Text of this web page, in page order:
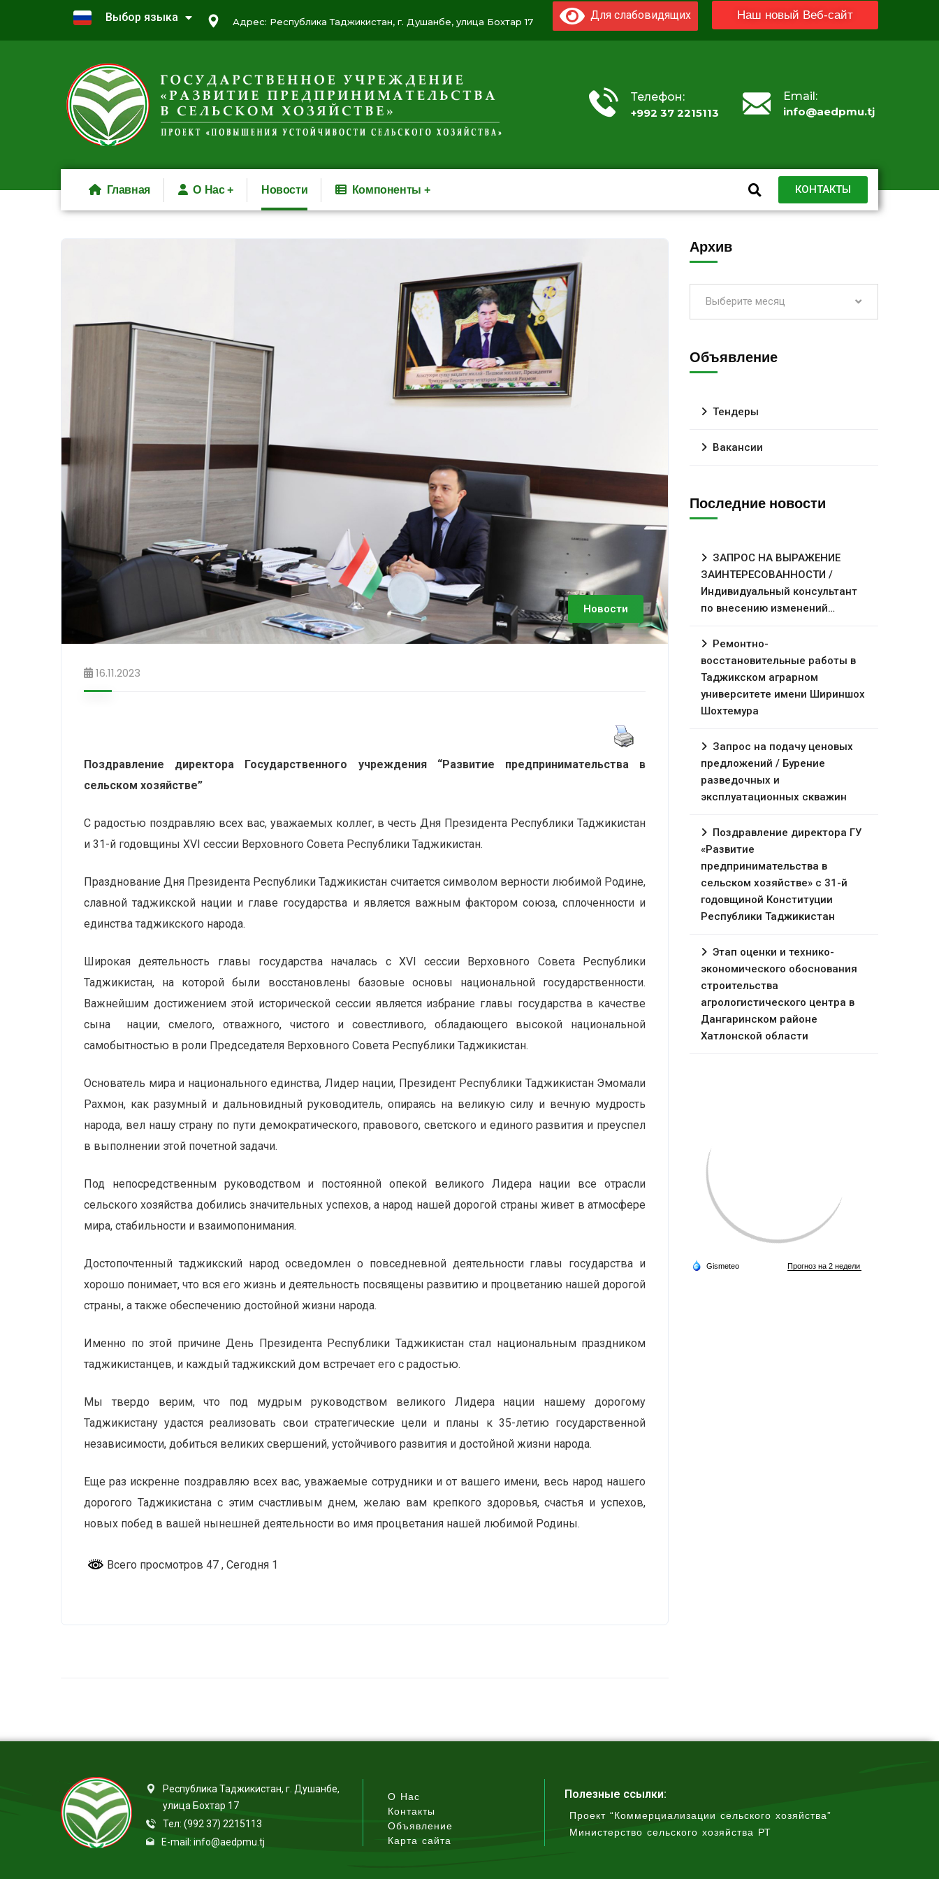
Выбор языка Адрес: Республика Таджикистан, г. Душанбе, улица Бохтар 17
Для слабовидящих Наш новый Веб-сайт
Телефон:
+992 37 2215113
Email:
info@aedpmu.tj
Главная О Нас Новости Компоненты КОНТАКТЫ
Новости
16.11.2023
Поздравление директора Государственного учреждения
“Развитие предпринимательства в
сельском хозяйстве”
С радостью поздравляю всех вас, уважаемых коллег, в честь Дня Президента Республики Таджикистан
и 31-й годовщины XVI сессии Верховного Совета Республики Таджикистан.
Празднование Дня Президента Республики Таджикистан считается символом верности любимой Родине,
славной таджикской нации и главе государства и является важным фактором союза, сплоченности и
единства таджикского народа.
Широкая деятельность главы государства началась с XVI сессии Верховного Совета Республики
Таджикистан, на которой были восстановлены базовые основы национальной государственности.
Важнейшим достижением этой исторической сессии является избрание главы государства в качестве
сына нации, смелого, отважного, чистого и совестливого, обладающего высокой национальной
самобытностью в роли Председателя Верховного Совета Республики Таджикистан.
Основатель мира и национального единства, Лидер нации, Президент Республики Таджикистан Эмомали
Рахмон, как разумный и дальновидный руководитель, опираясь на великую силу и вечную мудрость
народа, вел нашу страну по пути демократического, правового, светского и единого развития и преуспел
в выполнении этой почетной задачи.
Под непосредственным руководством и постоянной опекой великого Лидера нации все отрасли
сельского хозяйства добились значительных успехов, а народ нашей дорогой страны живет в атмосфере
мира, стабильности и взаимопонимания.
Достопочтенный таджикский народ осведомлен о повседневной деятельности главы государства и
хорошо понимает, что вся его жизнь и деятельность посвящены развитию и процветанию нашей дорогой
страны, а также обеспечению достойной жизни народа.
Именно по этой причине День Президента Республики Таджикистан стал национальным праздником
таджикистанцев, и каждый таджикский дом встречает его с радостью.
Мы твердо верим, что под мудрым руководством великого Лидера нации нашему дорогому
Таджикистану удастся реализовать свои стратегические цели и планы к 35-летию государственной
независимости, добиться великих свершений, устойчивого развития и достойной жизни народа.
Еще раз искренне поздравляю всех вас, уважаемые сотрудники и от вашего имени, весь народ нашего
дорогого Таджикистана с этим счастливым днем, желаю вам крепкого здоровья, счастья и успехов,
новых побед в вашей нынешней деятельности во имя процветания нашей любимой Родины.
Всего просмотров 47 , Сегодня 1
Архив
Выберите месяц
Объявление
Тендеры
Вакансии
Последние новости
ЗАПРОС НА ВЫРАЖЕНИЕ
ЗАИНТЕРЕСОВАННОСТИ /
Индивидуальный консультант
по внесению изменений…
Ремонтно-
восстановительные работы в
Таджикском аграрном
университете имени Шириншох
Шохтемура
Запрос на подачу ценовых
предложений / Бурение
разведочных и
эксплуатационных скважин
Поздравление директора ГУ
«Развитие
предпринимательства в
сельском хозяйстве» с 31-й
годовщиной Конституции
Республики Таджикистан
Этап оценки и технико-
экономического обоснования
строительства
агрологистического центра в
Дангаринском районе
Хатлонской области
Республика Таджикистан, г. Душанбе,
улица Бохтар 17
Тел: (992 37) 2215113
E-mail: info@aedpmu.tj
О Нас
Контакты
Объявление
Карта сайта
Полезные ссылки:
Проект “Коммерциализации сельского хозяйства”
Министерство сельского хозяйства РТ